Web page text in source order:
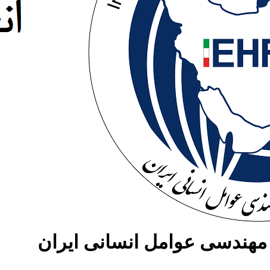
عوامل انسانی ایران